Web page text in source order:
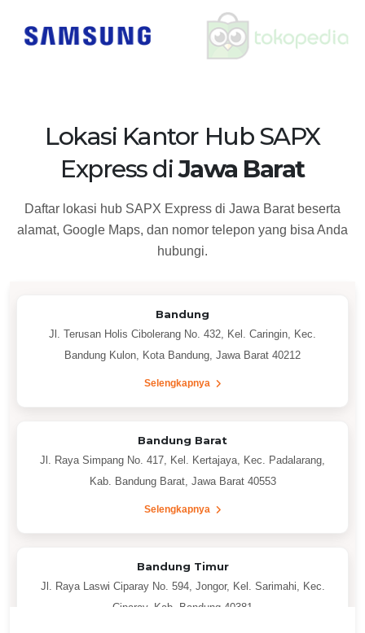
Lokasi Kantor Hub SAPX
Express diJawa Barat
Daftar lokasi hub SAPX Express di Jawa Barat beserta
alamat, Google Maps, dan nomor telepon yang bisa Anda
hubungi.
Bandung
Jl. Terusan Holis Cibolerang No. 432, Kel. Caringin, Kec.
Bandung Kulon, Kota Bandung, Jawa Barat 40212
Selengkapnya
Bandung Barat
Jl. Raya Simpang No. 417, Kel. Kertajaya, Kec. Padalarang,
Kab. Bandung Barat, Jawa Barat 40553
Selengkapnya
Bandung Timur
Jl. Raya Laswi Ciparay No. 594, Jongor, Kel. Sarimahi, Kec.
Ciparay, Kab. Bandung 40381